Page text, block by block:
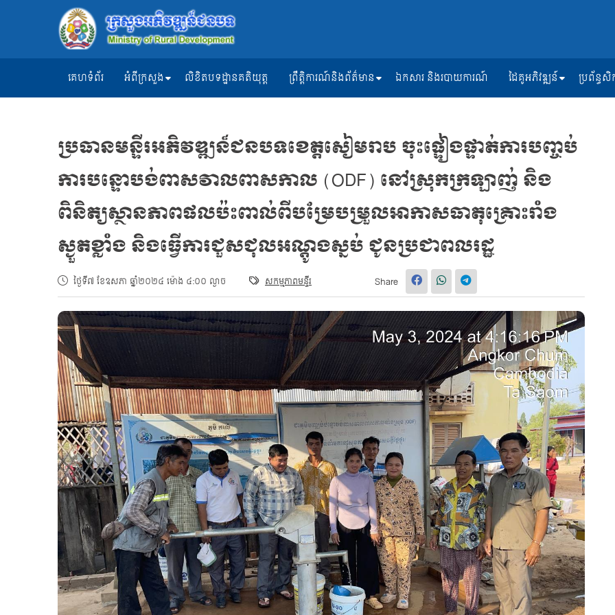
គេហទំព័រ អំពីក្រសួង លិខិតបទដ្ឋានគតិយុត្ត ព្រឹត្តិការណ៍និងព័ត៌មាន ឯកសារ និងរបាយការណ៍ ដៃគូអភិវឌ្ឍន៍ ប្រព័ន្ធ
ប្រធានមន្ទីរអភិវឌ្ឍន៏ជនបទខេត្តសៀមរាប ចុះផ្ទៀងផ្ទាត់ការបញ្ចប់
ការបន្ទោបង់ពាសវាលពាសកាល (ODF) នៅស្រុកក្រឡាញ់ និង
ពិនិត្យស្ថានភាពផលប៉ះពាល់ពីបម្រែបម្រួលអាកាសធាតុគ្រោះរាំង
ស្ងួតខ្លាំង និងធ្វើការជួសជុលអណ្តូងស្នប់ ជូនប្រជាពលរដ្ឋ
ថ្ងៃទី៧ ខែឧសភា ឆ្នាំ២០២៤ ម៉ោង ៤:០០ ល្ងាច សកម្មភាពមន្ទីរ Share